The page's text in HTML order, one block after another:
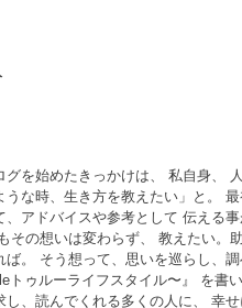
グを始めたきっかけは、 私自身、
うな時、生き方を教えたい」と。
、アドバイスや参考として 伝える
想いは変わらず、 教えたい。助
ば。 そう想って、思いを巡らし、
トゥルーライフスタイル〜』 を
し、読んでくれる多くの人に、 幸